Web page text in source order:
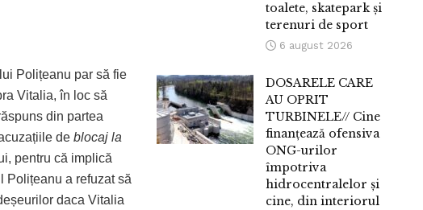
Polițeanu par să fie
Vitalia, în loc să
din partea
de blocaj la
pentru că implică
Polițeanu a refuzat să
daca Vitalia
toalete, skatepark și
terenuri de sport
6 august 2026
DOSARELE CARE
AU OPRIT
TURBINELE// Cine
finanțează ofensiva
ONG-urilor
împotriva
hidrocentralelor și
cine, din interiorul